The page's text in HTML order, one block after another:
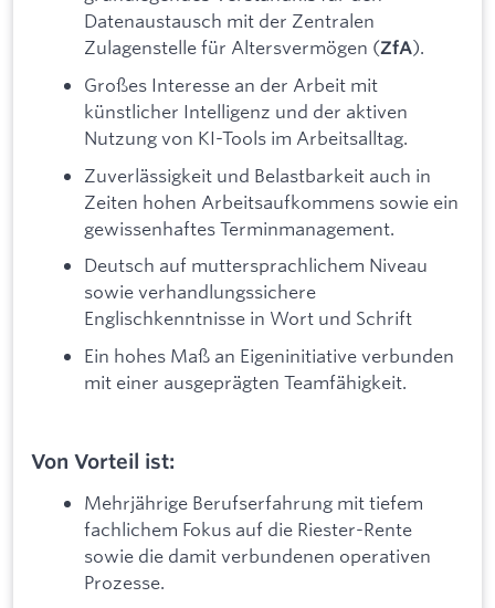
Datenaustausch mit der Zentralen
Zulagenstelle für Altersvermögen (ZfA).
Großes Interesse an der Arbeit mit
künstlicher Intelligenz und der aktiven
Nutzung von KI-Tools im Arbeitsalltag.
Zuverlässigkeit und Belastbarkeit auch in
Zeiten hohen Arbeitsaufkommens sowie ein
gewissenhaftes Terminmanagement.
Deutsch auf muttersprachlichem Niveau
sowie verhandlungssichere
Englischkenntnisse in Wort und Schrift
Ein hohes Maß an Eigeninitiative verbunden
mit einer ausgeprägten Teamfähigkeit.
Von Vorteil ist:
Mehrjährige Berufserfahrung mit tiefem
fachlichem Fokus auf die Riester-Rente
sowie die damit verbundenen operativen
Prozesse.